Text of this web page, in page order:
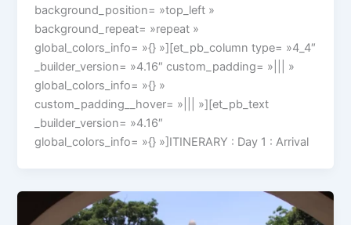
background_position= »top_left »
background_repeat= »repeat »
global_colors_info= »{} »][et_pb_column type= »4_4″
_builder_version= »4.16″ custom_padding= »||| »
global_colors_info= »{} »
custom_padding__hover= »||| »][et_pb_text
_builder_version= »4.16″
global_colors_info= »{} »]ITINERARY : Day 1 : Arrival